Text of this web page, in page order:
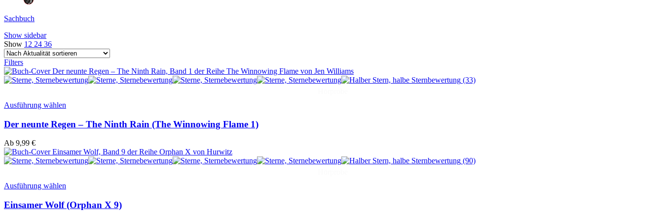
Sachbuch
Show sidebar
Show 12 24 36
Filters
(33)
Ausführung wählen
Der neunte Regen – The Ninth Rain (The Winnowing Flame 1)
Ab 9,99 €
(90)
Ausführung wählen
Einsamer Wolf (Orphan X 9)